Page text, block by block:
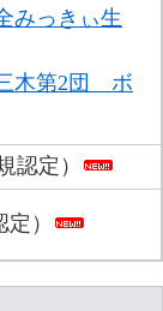
みっきぃ生
木第2団　ボ
認定）​
）​